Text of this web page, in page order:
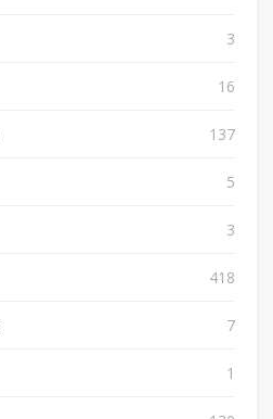
3
16
137
5
3
418
7
1